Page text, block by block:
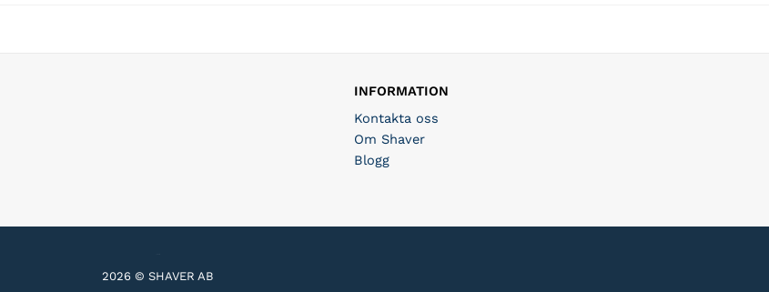
INFORMATION
Kontakta oss
Om Shaver
Blogg
2026 © SHAVER AB